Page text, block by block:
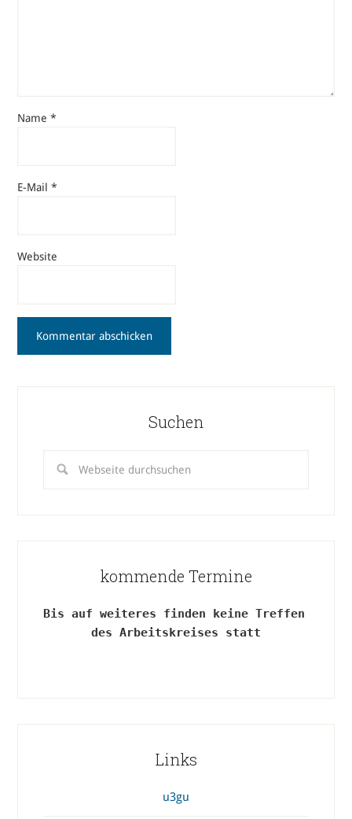
Name*
E-Mail*
Website
Suchen
kommende Termine
Bis auf weiteres finden keine Treffen
des Arbeitskreises statt
Links
u3gu